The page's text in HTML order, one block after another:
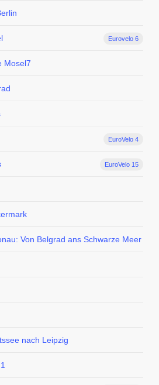
Eurovelo 6
Mosel7
EuroVelo 4
EuroVelo 15
Von Belgrad ans Schwarze Meer
nach Leipzig